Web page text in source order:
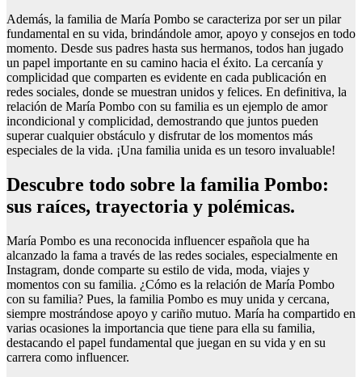
Además, la familia de María Pombo se caracteriza por ser un pilar
fundamental en su vida, brindándole amor, apoyo y consejos en todo
momento. Desde sus padres hasta sus hermanos, todos han jugado
un papel importante en su camino hacia el éxito. La cercanía y
complicidad que comparten es evidente en cada publicación en
redes sociales, donde se muestran unidos y felices. En definitiva, la
relación de María Pombo con su familia es un ejemplo de amor
incondicional y complicidad, demostrando que juntos pueden
superar cualquier obstáculo y disfrutar de los momentos más
especiales de la vida. ¡Una familia unida es un tesoro invaluable!
Descubre todo sobre la familia Pombo:
sus raíces, trayectoria y polémicas.
María Pombo es una reconocida influencer española que ha
alcanzado la fama a través de las redes sociales, especialmente en
Instagram, donde comparte su estilo de vida, moda, viajes y
momentos con su familia. ¿Cómo es la relación de María Pombo
con su familia? Pues, la familia Pombo es muy unida y cercana,
siempre mostrándose apoyo y cariño mutuo. María ha compartido en
varias ocasiones la importancia que tiene para ella su familia,
destacando el papel fundamental que juegan en su vida y en su
carrera como influencer.